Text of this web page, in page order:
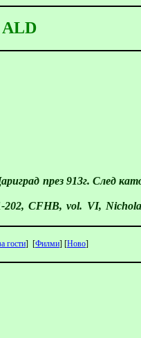
ALD
през 913г. След
202,CFHB,vol. VI,
гости] [Филми] [Ново]